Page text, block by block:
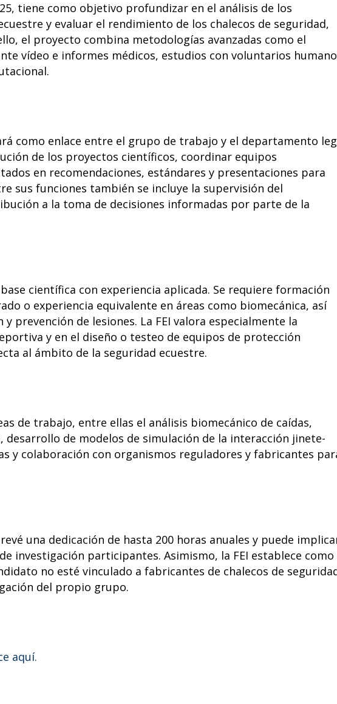
tiene como objetivo profundizar en el análisis de los
y evaluar el rendimiento de los chalecos de seguridad,
el proyecto combina metodologías avanzadas como el
vídeo e informes médicos, estudios con voluntarios
como enlace entre el grupo de trabajo y el departamento
de los proyectos científicos, coordinar equipos
en recomendaciones, estándares y presentaciones para
sus funciones también se incluye la supervisión del
a la toma de decisiones informadas por parte de la
científica con experiencia aplicada. Se requiere formación
o experiencia equivalente en áreas como biomecánica, así
prevención de lesiones. La FEI valora especialmente la
y en el diseño o testeo de equipos de protección
al ámbito de la seguridad ecuestre.
de trabajo, entre ellas el análisis biomecánico de caídas,
de modelos de simulación de la interacción jinete-
y colaboración con organismos reguladores y fabricantes
una dedicación de hasta 200 horas anuales y puede
investigación participantes. Asimismo, la FEI establece como
no esté vinculado a fabricantes de chalecos de
del propio grupo.
aquí.